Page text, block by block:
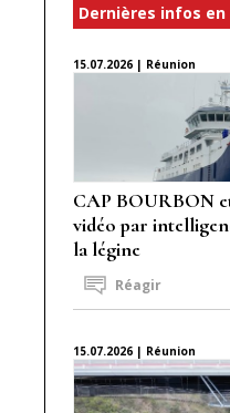
Dernières infos en
15.07.2026 | Réunion
CAP BOURBON
vidéo par
la légine
Réagir
15.07.2026 | Réunion